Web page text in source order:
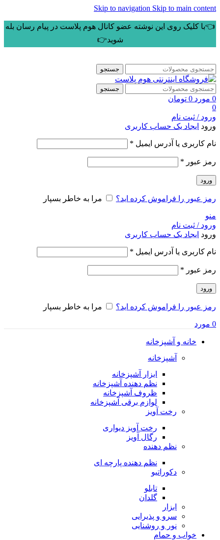
Skip to navigation Skip to main content
👈با کلیک روی این نوشته عضو کانال هوم پلاست در پیام رسان بله
شوید👉
جستجو
جستجو
0 مورد 0 تومان
0
ورود / ثبت نام
ورود ایجاد یک حساب کاربری
نام کاربری یا آدرس ایمیل *
رمز عبور *
ورود
رمز عبور را فراموش کرده اید؟ مرا به خاطر بسپار
منو
ورود / ثبت نام
ورود ایجاد یک حساب کاربری
نام کاربری یا آدرس ایمیل *
رمز عبور *
ورود
رمز عبور را فراموش کرده اید؟ مرا به خاطر بسپار
0 مورد
خانه و آشپزخانه
آشپزخانه
ابزار آشپزخانه
نظم دهنده آشپزخانه
ظروف آشپزخانه
لوازم برقی آشپزخانه
رخت آویز
رخت آویز دیواری
رگال آویز
نظم دهنده
نظم دهنده پارچه ای
دکوراتیو
تابلو
گلدان
ابزار
سرو و پذیرایی
نور و روشنایی
خواب و حمام